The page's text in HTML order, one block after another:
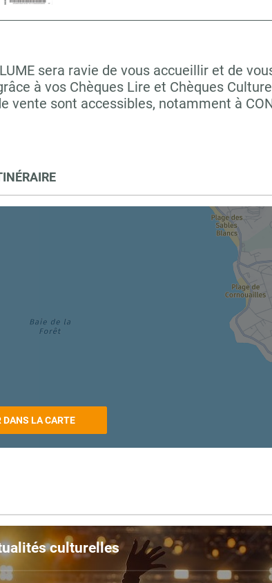
sera ravie de vous accueillir et de
à vos Chèques Lire et Chèques
vente sont accessibles, notamment à
DANS LA CARTE
culturelles